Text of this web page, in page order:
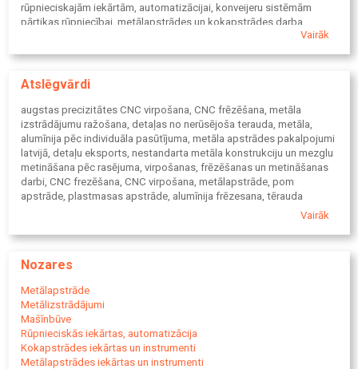
rūpnieciskajām iekārtām, automatizācijai, konveijeru sistēmām
pārtikas rūpniecībai, metālapstrādes un kokapstrādes darba
TAJU darbības sfēras:
Metālapstrāde Latvijā;
CNC frēzēšana;
CNC virpošana;
POM apstrāde;
Plastmasas apstrāde;
Alumīnija frēzēšana;
Tērauda frēzēšana;
Misiņa frēzēšana;
Bronzas frēzēšana;
Metāla zāģēšana;
Vairāk
Atslēgvārdi
augstas precizitātes CNC virpošana, CNC frēzēšana, metāla
izstrādājumu ražošana, detaļas no nerūsējoša terauda, metāla,
alumīnija pēc individuāla pasūtījuma, metāla apstrādes pakalpojumi
latvijā, detaļu eksports, nestandarta metāla konstrukciju un mezglu
metināšana pēc rasējuma, virpošanas, frēzēšanas un metināšanas
darbi, CNC frezēšana, CNC virpošana, metālapstrāde, pom
apstrāde, plastmasas apstrāde, alumīnija frēzesana, tērauda
Rīgā, metālapstrade Latvijā, ciparvadības darbagaldi.
Vairāk
Nozares
Metālapstrāde
Metālizstrādājumi
Mašīnbūve
Rūpnieciskās iekārtas, automatizācija
Kokapstrādes iekārtas un instrumenti
Metālapstrādes iekārtas un instrumenti